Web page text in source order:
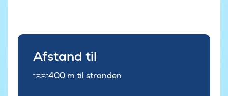
Afstand til
400 m til stranden